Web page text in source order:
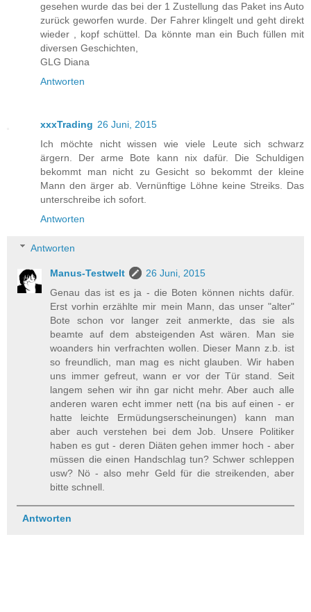
gesehen wurde das bei der 1 Zustellung das Paket ins Auto
zurück geworfen wurde. Der Fahrer klingelt und geht direkt
wieder , kopf schüttel. Da könnte man ein Buch füllen mit
diversen Geschichten,
GLG Diana
Antworten
xxxTrading 26 Juni, 2015
Ich möchte nicht wissen wie viele Leute sich schwarz
ärgern. Der arme Bote kann nix dafür. Die Schuldigen
bekommt man nicht zu Gesicht so bekommt der kleine
Mann den ärger ab. Vernünftige Löhne keine Streiks. Das
unterschreibe ich sofort.
Antworten
Antworten
Manus-Testwelt
26 Juni, 2015
Genau das ist es ja - die Boten können nichts dafür.
Erst vorhin erzählte mir mein Mann, das unser "alter"
Bote schon vor langer zeit anmerkte, das sie als
beamte auf dem absteigenden Ast wären. Man sie
woanders hin verfrachten wollen. Dieser Mann z.b. ist
so freundlich, man mag es nicht glauben. Wir haben
uns immer gefreut, wann er vor der Tür stand. Seit
langem sehen wir ihn gar nicht mehr. Aber auch alle
anderen waren echt immer nett (na bis auf einen - er
hatte leichte Ermüdungserscheinungen) kann man
aber auch verstehen bei dem Job. Unsere Politiker
haben es gut - deren Diäten gehen immer hoch - aber
müssen die einen Handschlag tun? Schwer schleppen
usw? Nö - also mehr Geld für die streikenden, aber
bitte schnell.
Antworten